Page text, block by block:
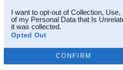
I want to opt-out of Collection,
of my Personal Data that Is
it was collected.
Opted Out
CONFIRM